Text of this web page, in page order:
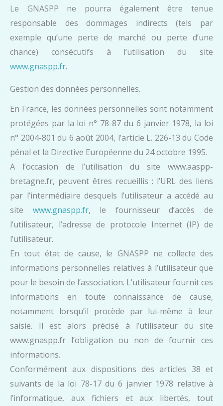
Le GNASPP ne pourra également être tenue
responsable des dommages indirects (tels par
exemple qu’une perte de marché ou perte d’une
chance) consécutifs à l’utilisation du site
www.gnaspp.fr.
Gestion des données personnelles.
En France, les données personnelles sont notamment
protégées par la loi n° 78-87 du 6 janvier 1978, la loi
n° 2004-801 du 6 août 2004, l’article L. 226-13 du Code
pénal et la Directive Européenne du 24 octobre 1995.
A l’occasion de l’utilisation du site www.aaspp-
bretagne.fr, peuvent êtres recueillis : l’URL des liens
par l’intermédiaire desquels l’utilisateur a accédé au
site www.gnaspp.fr, le fournisseur d’accès de
l’utilisateur, l’adresse de protocole Internet (IP) de
l’utilisateur.
En tout état de cause, le GNASPP ne collecte des
informations personnelles relatives à l’utilisateur que
pour le besoin de l’association. L’utilisateur fournit ces
informations en toute connaissance de cause,
notamment lorsqu’il procède par lui-même à leur
saisie. Il est alors précisé à l’utilisateur du site
www.gnaspp.fr l’obligation ou non de fournir ces
informations.
Conformément aux dispositions des articles 38 et
suivants de la loi 78-17 du 6 janvier 1978 relative à
l’informatique, aux fichiers et aux libertés, tout